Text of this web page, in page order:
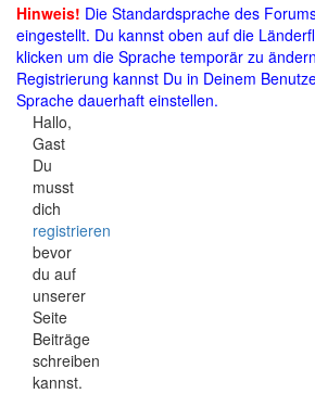
Hinweis! Die Standardsprache des
eingestellt. Du kannst oben auf die
klicken um die Sprache temporär zu
Registrierung kannst Du in Deinem
Sprache dauerhaft einstellen.
Hallo,
Gast
Du
musst
dich
registrieren
bevor
du auf
unserer
Seite
Beiträge
schreiben
kannst.